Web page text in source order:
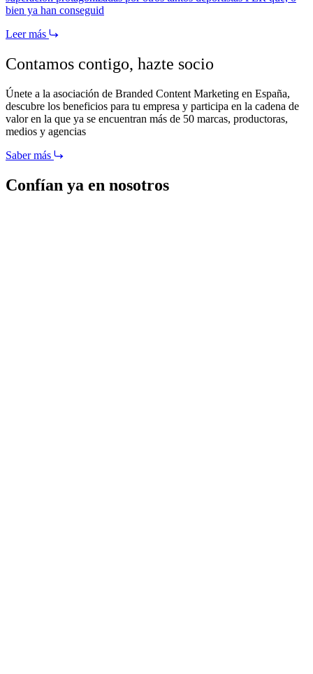
bien ya han conseguid
Leer más
Contamos contigo, hazte socio
Únete a la asociación de Branded Content Marketing en España,
descubre los beneficios para tu empresa y participa en la cadena de
valor en la que ya se encuentran más de 50 marcas, productoras,
medios y agencias
Saber más
Confían ya en nosotros